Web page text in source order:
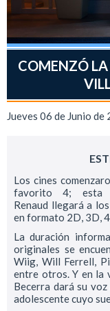
COMENZÓ LA
Jueves 06 de Junio de
Los cines
favorito 4; esta
Renaud llegará a
en formato 2D, 3D,
La duración
originales se
Wiig, Will Ferrell,
entre otros. Y en la
Becerra dará su
adolescente cuyo